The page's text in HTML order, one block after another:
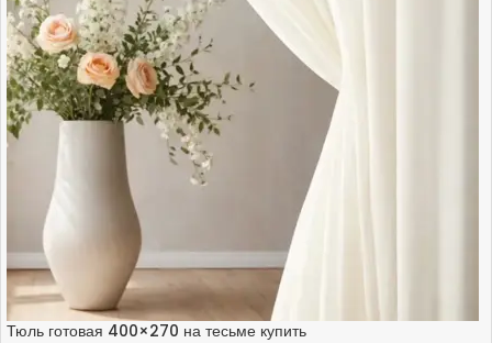
Тюль готовая 400×270 на тесьме купить